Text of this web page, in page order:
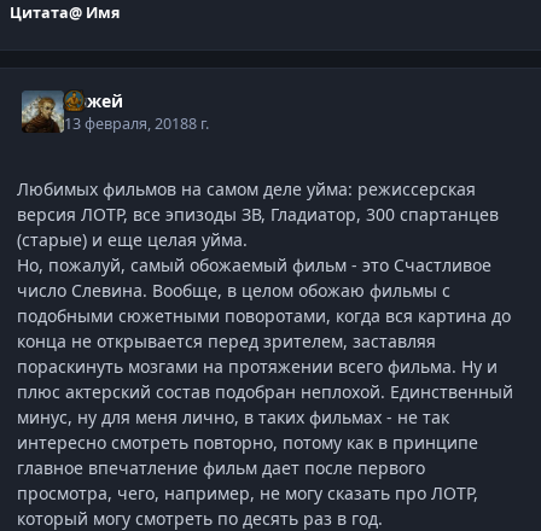
Цитата@ Имя
Анжей
13 февраля, 20188 г.
Любимых фильмов на самом деле уйма: режиссерская
версия ЛОТР, все эпизоды ЗВ, Гладиатор, 300 спартанцев
(старые) и еще целая уйма.
Но, пожалуй, самый обожаемый фильм - это Счастливое
число Слевина. Вообще, в целом обожаю фильмы с
подобными сюжетными поворотами, когда вся картина до
конца не открывается перед зрителем, заставляя
пораскинуть мозгами на протяжении всего фильма. Ну и
плюс актерский состав подобран неплохой. Единственный
минус, ну для меня лично, в таких фильмах - не так
интересно смотреть повторно, потому как в принципе
главное впечатление фильм дает после первого
просмотра, чего, например, не могу сказать про ЛОТР,
который могу смотреть по десять раз в год.